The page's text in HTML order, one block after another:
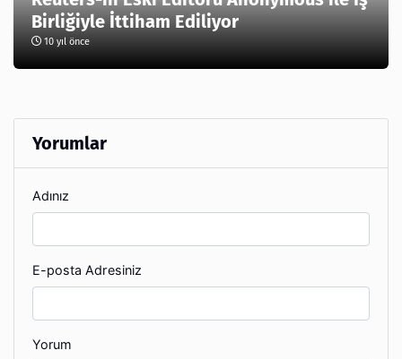
Birliğiyle İttiham Ediliyor
10 yıl önce
Yorumlar
Adınız
E-posta Adresiniz
Yorum